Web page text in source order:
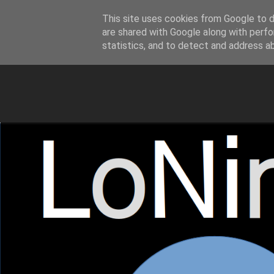
LoNinja.gr
This site uses cookies from Google to
are shared with Google along with
statistics, and to detect and address